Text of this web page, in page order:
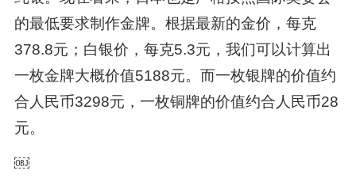
的最低要求制作金牌。根据最新的金价，每克
378.8元；白银价，每克5.3元，我们可以计算出
一枚金牌大概价值5188元。而一枚银牌的价值约
合人民币3298元，一枚铜牌的价值约合人民币28
元。
￼